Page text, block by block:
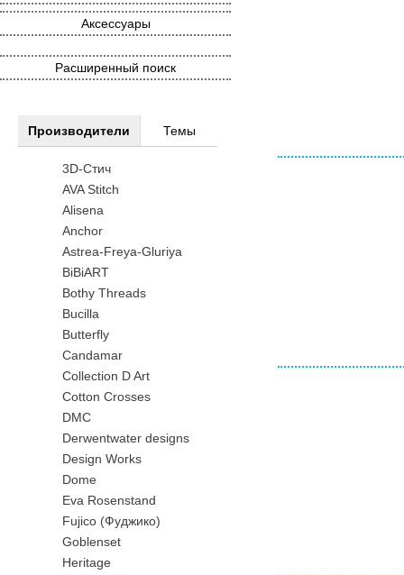
Аксессуары
Расширенный поиск
Производители Темы
3D-Стич
AVA Stitch
Alisena
Anchor
Astrea-Freya-Gluriya
BiBiART
Bothy Threads
Bucilla
Butterfly
Candamar
Collection D Art
Cotton Crosses
DMC
Derwentwater designs
Design Works
Dome
Eva Rosenstand
Fujico (Фуджико)
Goblenset
Heritage